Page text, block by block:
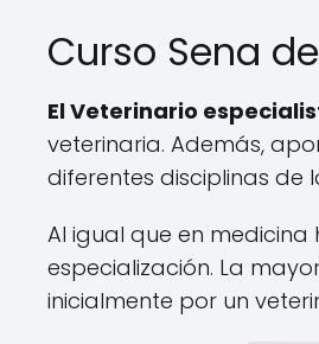
Curso Sena
El Veterinario
veterinaria. Además,
diferentes disciplinas de
Al igual que en
especialización. La
inicialmente por un